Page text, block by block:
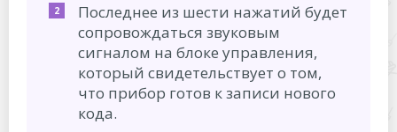
Последнее из шести нажатий будет
сопровождаться звуковым
сигналом на блоке управления,
который свидетельствует о том,
что прибор готов к записи нового
кода.